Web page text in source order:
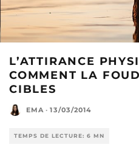
L’ATTIRANCE
COMMENT LA
CIBLES
EMA · 13/03/2014
TEMPS DE LECTURE: 6 MN